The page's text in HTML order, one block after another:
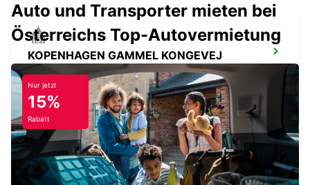
KOPENHAGEN GAMMEL KONGEVEJ
COPENHAGEN - DENMARK
LYNGBY
LYNGBY - DENMARK
Auto und Transporter mieten bei
Österreichs Top-Autovermietung
Nur jetzt
15%
Rabatt